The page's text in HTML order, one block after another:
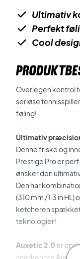
Ultimativ
Perfekt
Cool
Overlegen kontrol
seriøse
føling!
Ultimativ
Denne friske og
Prestige Pro er
ønsker den
Den har
(310 mm /1.3 in
ketcheren
teknologier!
Auxetic 2.0 er
anerkendte Auxetic